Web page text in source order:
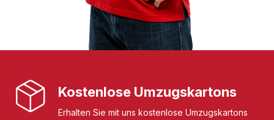
Kostenlose Umzugskartons
Erhalten Sie mit uns kostenlose Umzugskartons